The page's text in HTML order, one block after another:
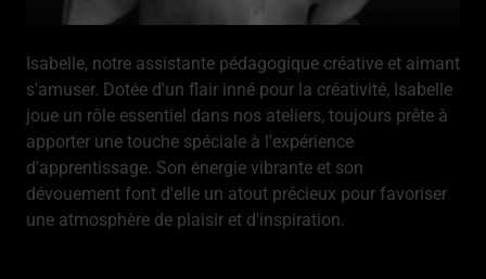
Isabelle, notre assistante pédagogique créative et aimant
s'amuser. Dotée d'un flair inné pour la créativité, Isabelle
joue un rôle essentiel dans nos ateliers, toujours prête à
apporter une touche spéciale à l'expérience
d'apprentissage. Son énergie vibrante et son
dévouement font d'elle un atout précieux pour favoriser
une atmosphère de plaisir et d'inspiration.